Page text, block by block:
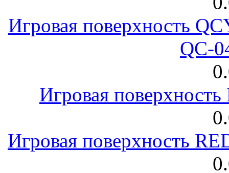
Игровая поверхность
QC-
Игровая
Игровая поверхность